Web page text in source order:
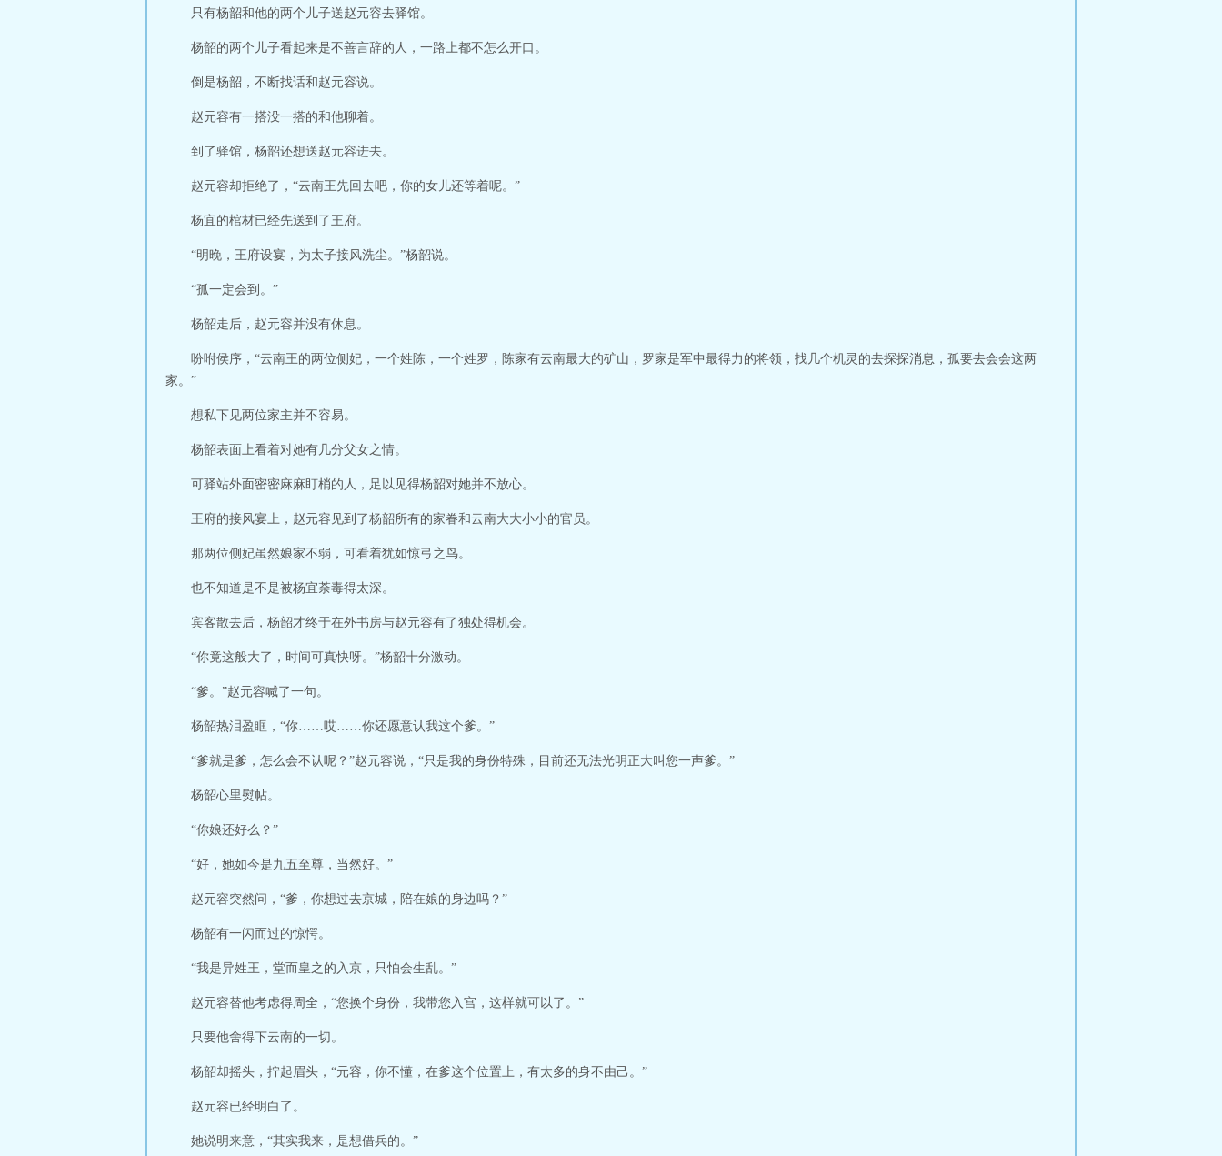
只有杨韶和他的两个儿子送赵元容去驿馆。
杨韶的两个儿子看起来是不善言辞的人，一路上都不怎么开口。
倒是杨韶，不断找话和赵元容说。
赵元容有一搭没一搭的和他聊着。
到了驿馆，杨韶还想送赵元容进去。
赵元容却拒绝了，“云南王先回去吧，你的女儿还等着呢。”
杨宜的棺材已经先送到了王府。
“明晚，王府设宴，为太子接风洗尘。”杨韶说。
“孤一定会到。”
杨韶走后，赵元容并没有休息。
吩咐侯序，“云南王的两位侧妃，一个姓陈，一个姓罗，陈家有云南最大的矿山，罗家是军中最得力的将领，找几个机灵的去探探消息，孤要去会会这两
家。”
想私下见两位家主并不容易。
杨韶表面上看着对她有几分父女之情。
可驿站外面密密麻麻盯梢的人，足以见得杨韶对她并不放心。
王府的接风宴上，赵元容见到了杨韶所有的家眷和云南大大小小的官员。
那两位侧妃虽然娘家不弱，可看着犹如惊弓之鸟。
也不知道是不是被杨宜荼毒得太深。
宾客散去后，杨韶才终于在外书房与赵元容有了独处得机会。
“你竟这般大了，时间可真快呀。”杨韶十分激动。
“爹。”赵元容喊了一句。
杨韶热泪盈眶，“你……哎……你还愿意认我这个爹。”
“爹就是爹，怎么会不认呢？”赵元容说，“只是我的身份特殊，目前还无法光明正大叫您一声爹。”
杨韶心里熨帖。
“你娘还好么？”
“好，她如今是九五至尊，当然好。”
赵元容突然问，“爹，你想过去京城，陪在娘的身边吗？”
杨韶有一闪而过的惊愕。
“我是异姓王，堂而皇之的入京，只怕会生乱。”
赵元容替他考虑得周全，“您换个身份，我带您入宫，这样就可以了。”
只要他舍得下云南的一切。
杨韶却摇头，拧起眉头，“元容，你不懂，在爹这个位置上，有太多的身不由己。”
赵元容已经明白了。
她说明来意，“其实我来，是想借兵的。”